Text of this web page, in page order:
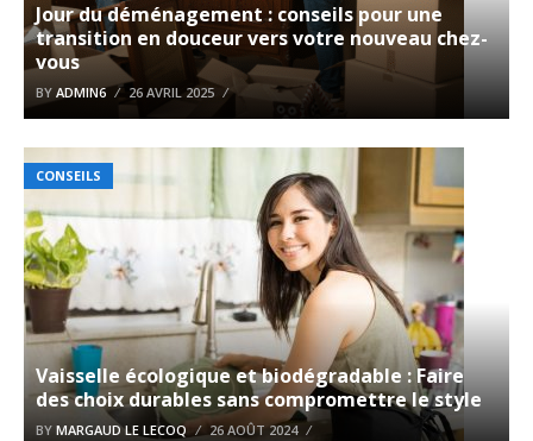
Jour du déménagement : conseils pour une
transition en douceur vers votre nouveau chez-
vous
BY ADMIN6 26 AVRIL 2025
CONSEILS
Vaisselle écologique et biodégradable : Faire
des choix durables sans compromettre le style
BY MARGAUD LE LECOQ 26 AOÛT 2024